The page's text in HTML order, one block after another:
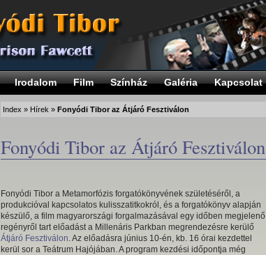
Irodalom Film Színház Galéria Kapcsolat
Index » Hírek » Fonyódi Tibor az Átjáró Fesztiválon
Fonyódi Tibor az Átjáró Fesztiválon
Fonyódi Tibor a Metamorfózis forgatókönyvének születéséről, a
produkcióval kapcsolatos kulisszatitkokról, és a forgatókönyv alapján
készülő, a film magyarországi forgalmazásával egy időben megjelenő
regényről tart előadást a Millenáris Parkban megrendezésre kerülő
Átjáró Fesztiválon. Az előadásra június 10-én, kb. 16 órai kezdettel
kerül sor a Teátrum Hajójában. A program kezdési időpontja még